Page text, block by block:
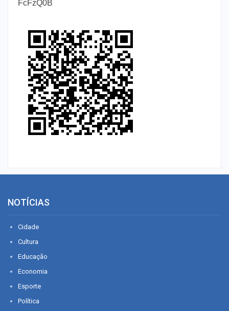
FcFzQ0B
NOTÍCIAS
Cidade
Cultura
Educação
Economia
Esporte
Política